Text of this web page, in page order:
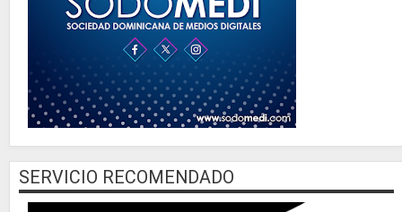
SERVICIO RECOMENDADO